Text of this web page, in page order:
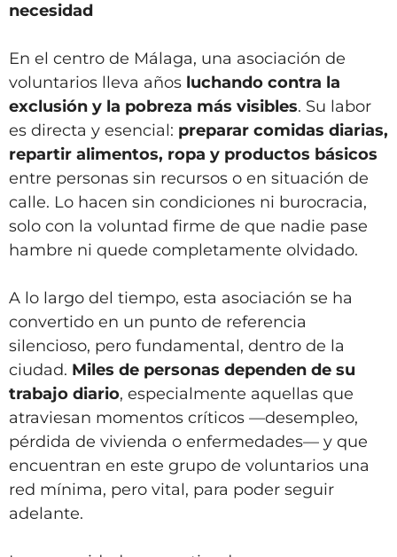
necesidad
En el centro de Málaga, una asociación de
voluntarios lleva años luchando contra la
exclusión y la pobreza más visibles. Su labor
es directa y esencial: preparar comidas diarias,
repartir alimentos, ropa y productos básicos
entre personas sin recursos o en situación de
calle. Lo hacen sin condiciones ni burocracia,
solo con la voluntad firme de que nadie pase
hambre ni quede completamente olvidado.
A lo largo del tiempo, esta asociación se ha
convertido en un punto de referencia
silencioso, pero fundamental, dentro de la
ciudad. Miles de personas dependen de su
trabajo diario, especialmente aquellas que
atraviesan momentos críticos —desempleo,
pérdida de vivienda o enfermedades— y que
encuentran en este grupo de voluntarios una
red mínima, pero vital, para poder seguir
adelante.